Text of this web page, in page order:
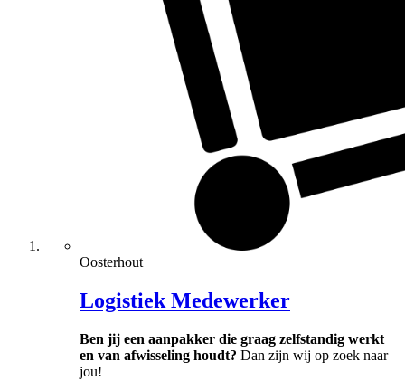
Oosterhout
Logistiek Medewerker
Ben jij een aanpakker die graag zelfstandig werkt
en van afwisseling houdt? Dan zijn wij op zoek naar
jou!